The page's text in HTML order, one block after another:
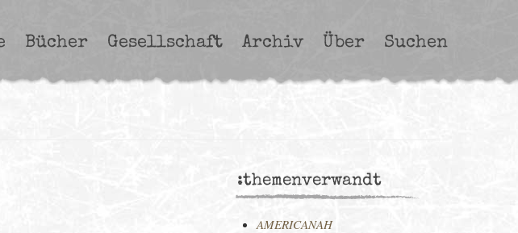
Bücher Gesellschaft Archiv Über Suchen
:themenverwandt
AMERICANAH